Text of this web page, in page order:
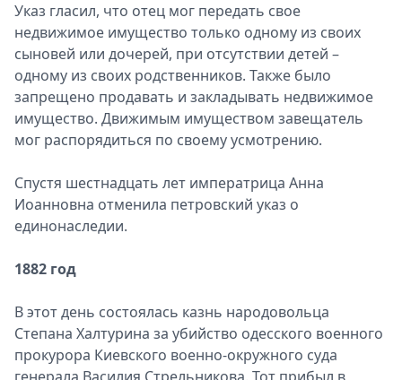
Указ гласил, что отец мог передать свое
недвижимое имущество только одному из своих
сыновей или дочерей, при отсутствии детей –
одному из своих родственников. Также было
запрещено продавать и закладывать недвижимое
имущество. Движимым имуществом завещатель
мог распорядиться по своему усмотрению.
Спустя шестнадцать лет императрица Анна
Иоанновна отменила петровский указ о
единонаследии.
1882 год
В этот день состоялась казнь народовольца
Степана Халтурина за убийство одесского военного
прокурора Киевского военно-окружного суда